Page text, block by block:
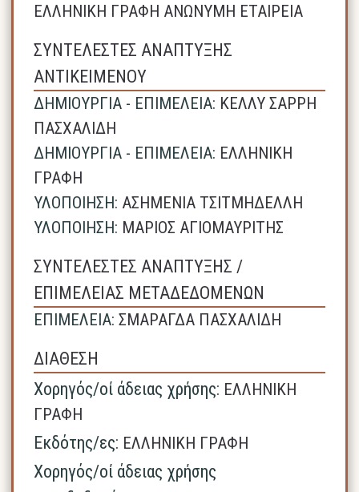
ΕΛΛΗΝΙΚΗ ΓΡΑΦΗ ΑΝΩΝΥΜΗ ΕΤΑΙΡΕΙΑ
ΣΥΝΤΕΛΕΣΤΕΣ ΑΝΑΠΤΥΞΗΣ
ΑΝΤΙΚΕΙΜΕΝΟΥ
ΔΗΜΙΟΥΡΓΙΑ - ΕΠΙΜΕΛΕΙΑ: ΚΕΛΛΥ ΣΑΡΡΗ
ΠΑΣΧΑΛΙΔΗ
ΔΗΜΙΟΥΡΓΙΑ - ΕΠΙΜΕΛΕΙΑ: ΕΛΛΗΝΙΚΗ
ΓΡΑΦΗ
ΥΛΟΠΟΙΗΣΗ: ΑΣΗΜΕΝΙΑ ΤΣΙΤΜΗΔΕΛΛΗ
ΥΛΟΠΟΙΗΣΗ: ΜΑΡΙΟΣ ΑΓΙΟΜΑΥΡΙΤΗΣ
ΣΥΝΤΕΛΕΣΤΕΣ ΑΝΑΠΤΥΞΗΣ /
ΕΠΙΜΕΛΕΙΑΣ ΜΕΤΑΔΕΔΟΜΕΝΩΝ
ΕΠΙΜΕΛΕΙΑ: ΣΜΑΡΑΓΔΑ ΠΑΣΧΑΛΙΔΗ
ΔΙΑΘΕΣΗ
Χορηγός/οί άδειας χρήσης: ΕΛΛΗΝΙΚΗ
ΓΡΑΦΗ
Εκδότης/ες: ΕΛΛΗΝΙΚΗ ΓΡΑΦΗ
Χορηγός/οί άδειας χρήσης